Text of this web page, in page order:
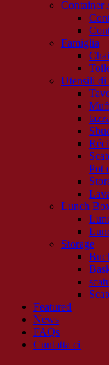
Container
Famiglia
Utensili di
Pot
Lunch
Storage
Featured
News
FAQs
Cuntatta ci